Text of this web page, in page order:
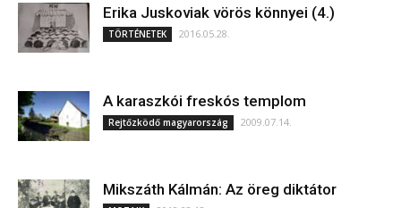
Erika Juskoviak vörös könnyei (4.)
TÖRTÉNETEK 2016.05.28.
A karaszkói freskós templom
Rejtőzködő magyarország 2009.07.14.
Mikszáth Kálmán: Az öreg diktátor